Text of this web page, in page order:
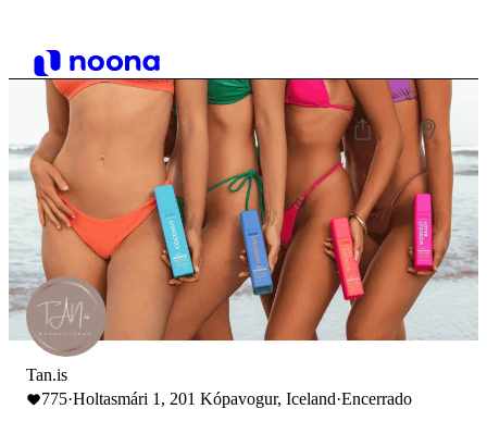
Tan.is
775·Holtasmári 1, 201 Kópavogur, Iceland·Encerrado